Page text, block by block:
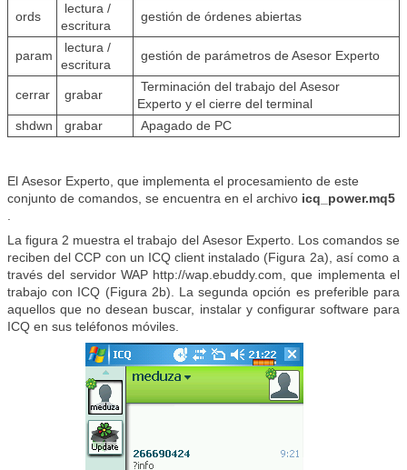
ords
lectura /
escritura
gestión de órdenes abiertas
param
lectura /
escritura
gestión de parámetros de Asesor Experto
cerrar grabar
Terminación del trabajo del Asesor
Experto y el cierre del terminal
shdwn
grabar Apagado de PC
El Asesor Experto, que implementa el procesamiento de este
conjunto de comandos, se encuentra en el archivo icq_power.mq5
La figura 2 muestra el trabajo del Asesor Experto. Los comandos se
reciben del CCP con un ICQ client instalado (Figura 2a), así como a
través del servidor WAP http://wap.ebuddy.com, que implementa el
trabajo con ICQ (Figura 2b). La segunda opción es preferible para
aquellos que no desean buscar, instalar y configurar software para
ICQ en sus teléfonos móviles.